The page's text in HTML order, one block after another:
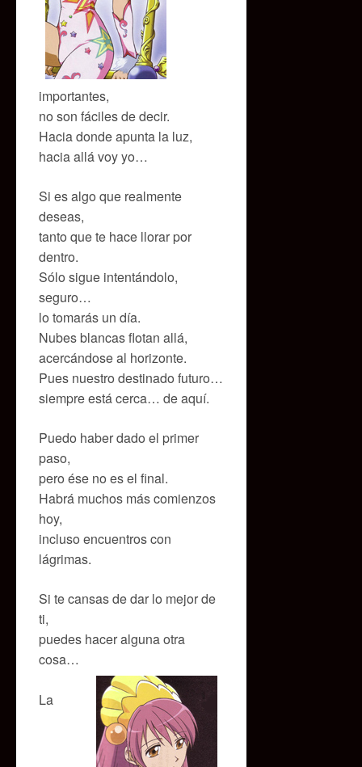
importantes,
no son fáciles de decir.
Hacia donde apunta la luz,
hacia allá voy yo…
Si es algo que realmente
deseas,
tanto que te hace llorar por
dentro.
Sólo sigue intentándolo,
seguro…
lo tomarás un día.
Nubes blancas flotan allá,
acercándose al horizonte.
Pues nuestro destinado futuro…
siempre está cerca… de aquí.
Puedo haber dado el primer
paso,
pero ése no es el final.
Habrá muchos más comienzos
hoy,
incluso encuentros con
lágrimas.
Si te cansas de dar lo mejor de
ti,
puedes hacer alguna otra
cosa…
La